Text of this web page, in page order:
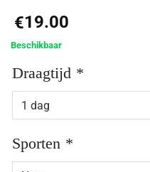
€19.00
Beschikbaar
Draagtijd *
Sporten *